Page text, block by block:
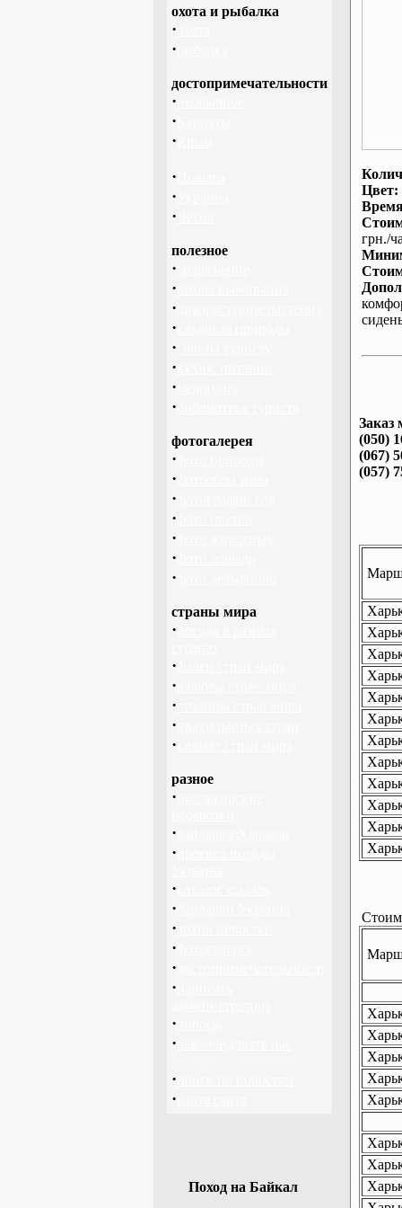
охота и рыбалка
·
·
достопримечательности
·
·
·
·
·
·
полезное
·
·
·
·
·
·
·
·
фотогалерея
·
·
·
·
·
·
·
страны мира
·
·
·
·
·
·
разное
·
·
·
·
·
·
·
·
·
·
·
·
·
Поход на Байкал
Цвет:
грн./
Заказ
(050)
(067)
(057)